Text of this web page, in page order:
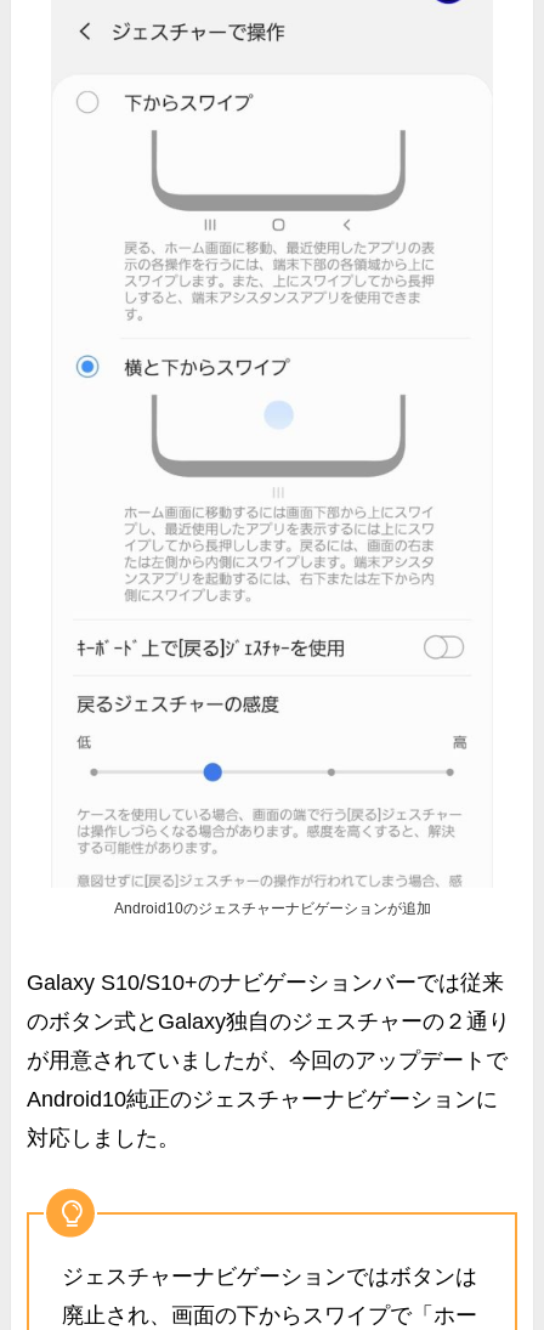
Android10のジェスチャーナビゲーションが追加
Galaxy S10/S10+のナビゲーションバーでは従来
のボタン式とGalaxy独自のジェスチャーの２通り
が用意されていましたが、今回のアップデートで
Android10純正のジェスチャーナビゲーションに
対応 しました。
ジェスチャーナビゲーションではボタンは
廃止され、画面の下からスワイプで「ホー